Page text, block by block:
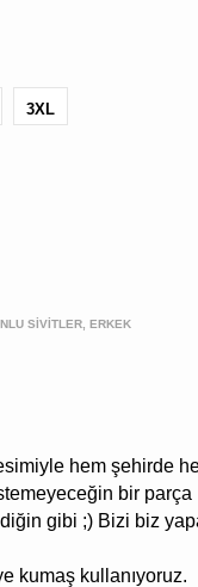
3XL
SIVITLER, ERKEK
hem şehirde
bir parça
gibi ;) Bizi biz
kumaş kullanıyoruz.